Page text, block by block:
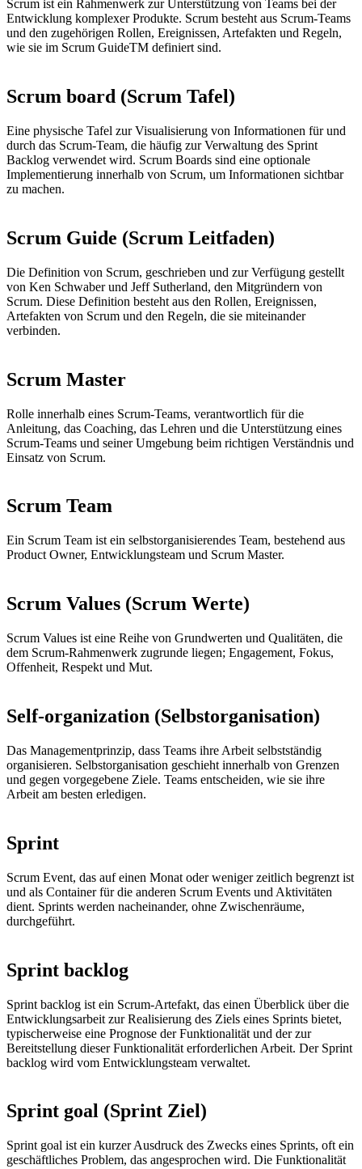
Scrum ist ein Rahmenwerk zur Unterstützung von Teams bei der
Entwicklung komplexer Produkte. Scrum besteht aus Scrum-Teams
und den zugehörigen Rollen, Ereignissen, Artefakten und Regeln,
wie sie im Scrum GuideTM definiert sind.
Scrum board (Scrum Tafel)
Eine physische Tafel zur Visualisierung von Informationen für und
durch das Scrum-Team, die häufig zur Verwaltung des Sprint
Backlog verwendet wird. Scrum Boards sind eine optionale
Implementierung innerhalb von Scrum, um Informationen sichtbar
zu machen.
Scrum Guide (Scrum Leitfaden)
Die Definition von Scrum, geschrieben und zur Verfügung gestellt
von Ken Schwaber und Jeff Sutherland, den Mitgründern von
Scrum. Diese Definition besteht aus den Rollen, Ereignissen,
Artefakten von Scrum und den Regeln, die sie miteinander
verbinden.
Scrum Master
Rolle innerhalb eines Scrum-Teams, verantwortlich für die
Anleitung, das Coaching, das Lehren und die Unterstützung eines
Scrum-Teams und seiner Umgebung beim richtigen Verständnis und
Einsatz von Scrum.
Scrum Team
Ein Scrum Team ist ein selbstorganisierendes Team, bestehend aus
Product Owner, Entwicklungsteam und Scrum Master.
Scrum Values (Scrum Werte)
Scrum Values ist eine Reihe von Grundwerten und Qualitäten, die
dem Scrum-Rahmenwerk zugrunde liegen; Engagement, Fokus,
Offenheit, Respekt und Mut.
Self-organization (Selbstorganisation)
Das Managementprinzip, dass Teams ihre Arbeit selbstständig
organisieren. Selbstorganisation geschieht innerhalb von Grenzen
und gegen vorgegebene Ziele. Teams entscheiden, wie sie ihre
Arbeit am besten erledigen.
Sprint
Scrum Event, das auf einen Monat oder weniger zeitlich begrenzt ist
und als Container für die anderen Scrum Events und Aktivitäten
dient. Sprints werden nacheinander, ohne Zwischenräume,
durchgeführt.
Sprint backlog
Sprint backlog ist ein Scrum-Artefakt, das einen Überblick über die
Entwicklungsarbeit zur Realisierung des Ziels eines Sprints bietet,
typischerweise eine Prognose der Funktionalität und der zur
Bereitstellung dieser Funktionalität erforderlichen Arbeit. Der Sprint
backlog wird vom Entwicklungsteam verwaltet.
Sprint goal (Sprint Ziel)
Sprint goal ist ein kurzer Ausdruck des Zwecks eines Sprints, oft ein
geschäftliches Problem, das angesprochen wird. Die Funktionalität